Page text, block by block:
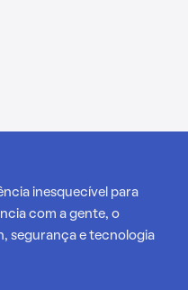
inesquecível para
com a gente, o
segurança e tecnologia